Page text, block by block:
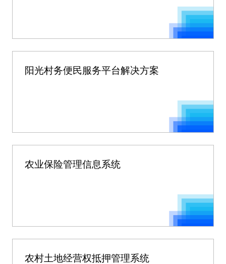
阳光村务便民服务平台解决方案
农业保险管理信息系统
农村土地经营权抵押管理系统